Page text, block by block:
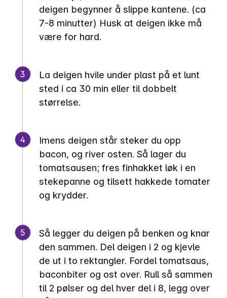
deigen begynner å slippe kantene. (ca
7-8 minutter) Husk at deigen ikke må
være for hard.
3
La deigen hvile under plast på et lunt
sted i ca 30 min eller til dobbelt
størrelse.
4
Imens deigen står steker du opp
bacon, og river osten. Så lager du
tomatsausen; fres finhakket løk i en
stekepanne og tilsett hakkede tomater
og krydder.
5
Så legger du deigen på benken og knar
den sammen. Del deigen i 2 og kjevle
de ut i to rektangler. Fordel tomatsaus,
baconbiter og ost over. Rull så sammen
til 2 pølser og del hver del i 8, legg over